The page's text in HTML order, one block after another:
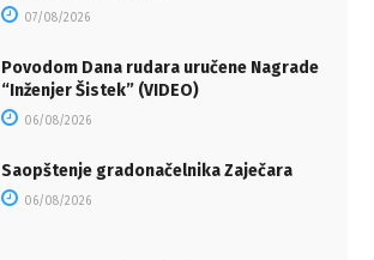
07/08/2026
Povodom Dana rudara uručene Nagrade
“Inženjer Šistek” (VIDEO)
06/08/2026
Saopštenje gradonačelnika Zaječara
06/08/2026